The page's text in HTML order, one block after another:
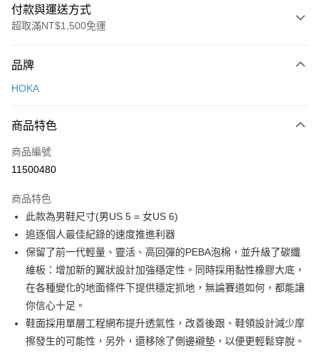
付款與運送方式
超取滿NT$1,500免運
信用卡一次付款
Apple Pay
悠遊付
7-11取貨(快速到店)
每筆NT$100，滿NT$1,500(含以上)免運費
宅配-本島
每筆NT$100，滿NT$1,500(含以上)免運費
品牌
HOKA
商品特色
商品編號
11500480
商品特色
此款為男鞋尺寸(男US 5 = 女US 6)
追逐個人最佳紀錄的速度推進利器
保留了前一代輕量、靈活、高回彈的PEBA泡棉，並升級了碳纖
維板：增加新的翼狀設計加強穩定性。同時採用黏性橡膠大底，
在各種變化的地面條件下提供穩定抓地，無論賽道如何，都能讓
你信心十足。
鞋面採用單層工程網布提升透氣性，改善後跟、鞋領設計減少摩
擦發生的可能性，另外，還移除了側邊襯墊，以便更輕鬆穿脫。